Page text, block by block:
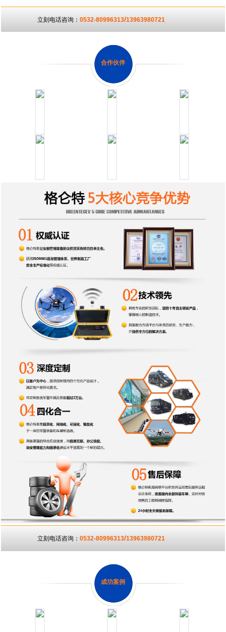
立刻电话咨询：0532-80996313/13963980721
合作伙伴
立刻电话咨询：0532-80996313/13963980721
成功案例